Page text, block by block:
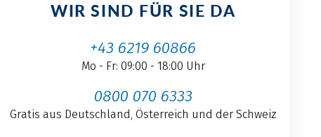
WIR SIND FÜR SIE DA
+43 6219 60866
Mo - Fr: 09:00 - 18:00 Uhr
0800 070 6333
Gratis aus Deutschland, Österreich und der Schweiz